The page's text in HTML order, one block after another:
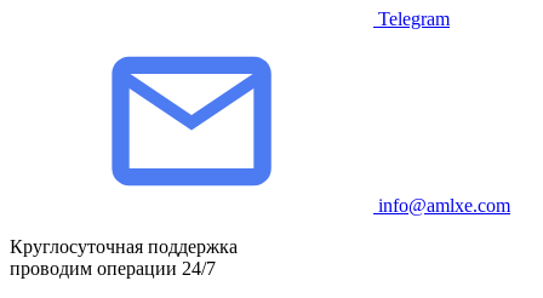
Telegram
info@amlxe.com
Круглосуточная поддержка
проводим операции 24/7